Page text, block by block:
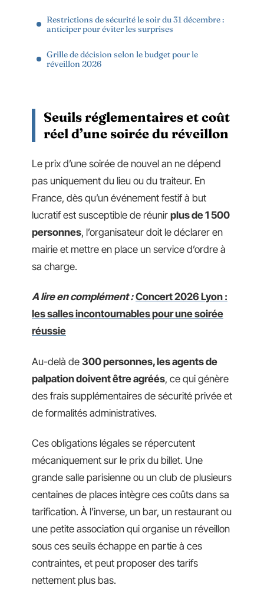
Restrictions de sécurité le soir du 31 décembre :
anticiper pour éviter les surprises
Grille de décision selon le budget pour le
réveillon 2026
Seuils réglementaires et coût
réel d’une soirée du réveillon
Le prix d’une soirée de nouvel an ne dépend
pas uniquement du lieu ou du traiteur. En
France, dès qu’un événement festif à but
lucratif est susceptible de réunir plus de 1 500
personnes, l’organisateur doit le déclarer en
mairie et mettre en place un service d’ordre à
sa charge.
A lire en complément : Concert 2026 Lyon :
les salles incontournables pour une soirée
réussie
Au-delà de 300 personnes, les agents de
palpation doivent être agréés, ce qui génère
des frais supplémentaires de sécurité privée et
de formalités administratives.
Ces obligations légales se répercutent
mécaniquement sur le prix du billet. Une
grande salle parisienne ou un club de plusieurs
centaines de places intègre ces coûts dans sa
tarification. À l’inverse, un bar, un restaurant ou
une petite association qui organise un réveillon
sous ces seuils échappe en partie à ces
contraintes, et peut proposer des tarifs
nettement plus bas.